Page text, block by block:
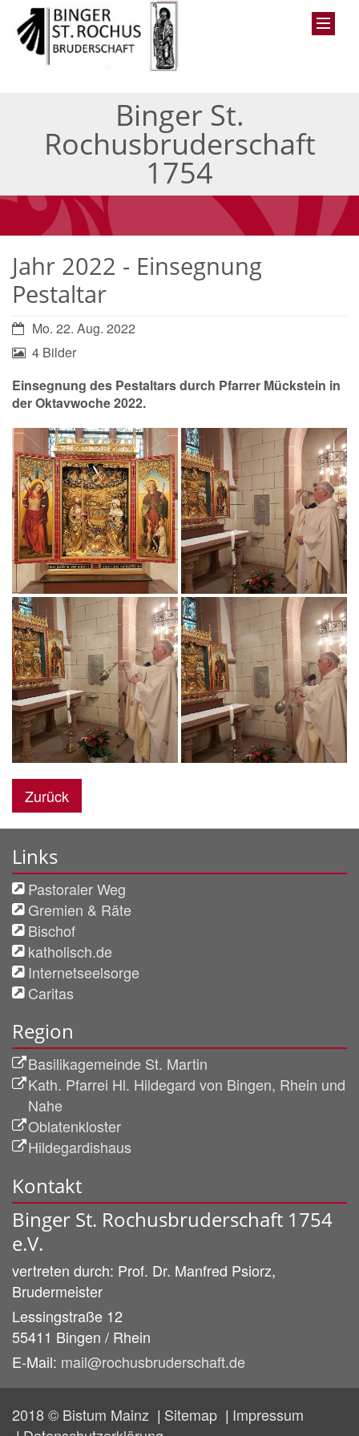
Binger St.
Rochusbruderschaft
1754
Jahr 2022 - Einsegnung
Pestaltar
Mo. 22. Aug. 2022
4 Bilder
Einsegnung des Pestaltars durch Pfarrer Mückstein in
der Oktavwoche 2022.
Zurück
Links
Pastoraler Weg
Gremien & Räte
Bischof
katholisch.de
Internetseelsorge
Caritas
Region
Basilikagemeinde St. Martin
Kath. Pfarrei Hl. Hildegard von Bingen, Rhein und
Nahe
Oblatenkloster
Hildegardishaus
Kontakt
Binger St. Rochusbruderschaft 1754
e.V.
vertreten durch: Prof. Dr. Manfred Psiorz,
Brudermeister
Lessingstraße 12
55411 Bingen / Rhein
E-Mail: mail@rochusbruderschaft.de
2018 © Bistum Mainz Sitemap
Impressum